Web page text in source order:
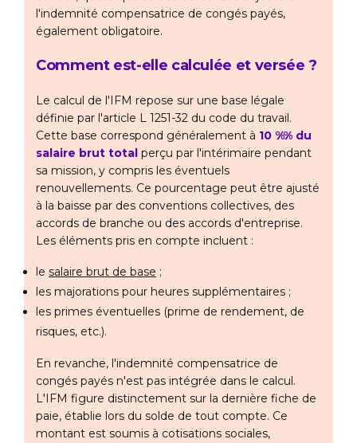
l'indemnité compensatrice de congés payés,
également obligatoire.
Comment est-elle calculée et versée ?
Le calcul de l'IFM repose sur une base légale
définie par l'article L 1251-32 du code du travail.
Cette base correspond généralement à 10 %% du
salaire brut total perçu par l'intérimaire pendant
sa mission, y compris les éventuels
renouvellements. Ce pourcentage peut être ajusté
à la baisse par des conventions collectives, des
accords de branche ou des accords d'entreprise.
Les éléments pris en compte incluent :
le salaire brut de base ;
les majorations pour heures supplémentaires ;
les primes éventuelles (prime de rendement, de
risques, etc.).
En revanche, l'indemnité compensatrice de
congés payés n'est pas intégrée dans le calcul.
L'IFM figure distinctement sur la dernière fiche de
paie, établie lors du solde de tout compte. Ce
montant est soumis à cotisations sociales,